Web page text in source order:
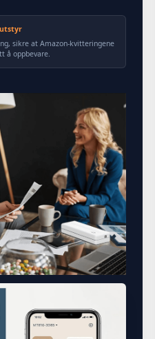
sikre at Amazon-kvitteringene
å oppbevare.